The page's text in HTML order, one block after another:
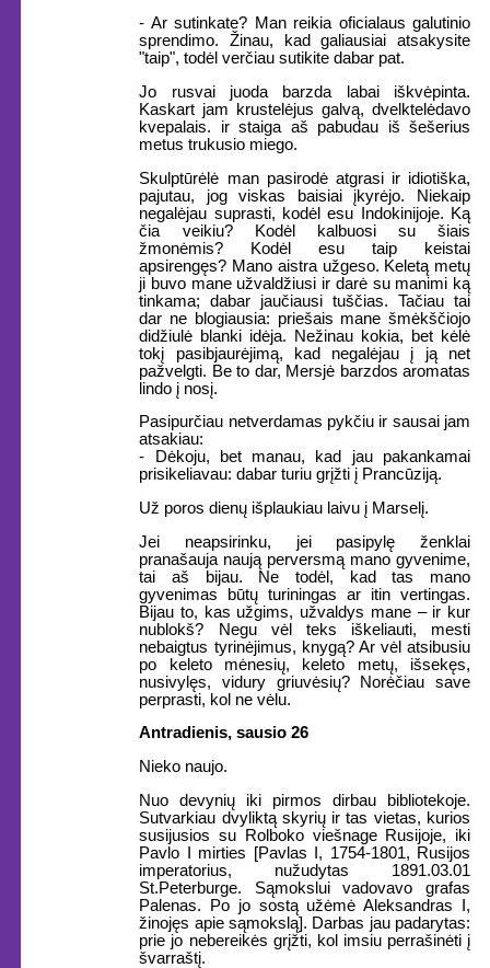
- Ar sutinkate? Man reikia oficialaus galutinio
sprendimo. Žinau, kad galiausiai atsakysite
"taip", todėl verčiau sutikite dabar pat.
Jo rusvai juoda barzda labai iškvėpinta.
Kaskart jam krustelėjus galvą, dvelktelėdavo
kvepalais. ir staiga aš pabudau iš šešerius
metus trukusio miego.
Skulptūrėlė man pasirodė atgrasi ir idiotiška,
pajutau, jog viskas baisiai įkyrėjo. Niekaip
negalėjau suprasti, kodėl esu Indokinijoje. Ką
čia veikiu? Kodėl kalbuosi su šiais
žmonėmis? Kodėl esu taip keistai
apsirengęs? Mano aistra užgeso. Keletą metų
ji buvo mane užvaldžiusi ir darė su manimi ką
tinkama; dabar jaučiausi tuščias. Tačiau tai
dar ne blogiausia: priešais mane šmėkščiojo
didžiulė blanki idėja. Nežinau kokia, bet kėlė
tokį pasibjaurėjimą, kad negalėjau į ją net
pažvelgti. Be to dar, Mersjė barzdos aromatas
lindo į nosį.
Pasipurčiau netverdamas pykčiu ir sausai jam
atsakiau:
- Dėkoju, bet manau, kad jau pakankamai
prisikeliavau: dabar turiu grįžti į Prancūziją.
Už poros dienų išplaukiau laivu į Marselį.
Jei neapsirinku, jei pasipylę ženklai
pranašauja naują perversmą mano gyvenime,
tai aš bijau. Ne todėl, kad tas mano
gyvenimas būtų turiningas ar itin vertingas.
Bijau to, kas užgims, užvaldys mane – ir kur
nublokš? Negu vėl teks iškeliauti, mesti
nebaigtus tyrinėjimus, knygą? Ar vėl atsibusiu
po keleto mėnesių, keleto metų, išsekęs,
nusivylęs, vidury griuvėsių? Norėčiau save
perprasti, kol ne vėlu.
Antradienis, sausio 26
Nieko naujo.
Nuo devynių iki pirmos dirbau bibliotekoje.
Sutvarkiau dvyliktą skyrių ir tas vietas, kurios
susijusios su Rolboko viešnage Rusijoje, iki
Pavlo I mirties [Pavlas I, 1754-1801, Rusijos
imperatorius, nužudytas 1891.03.01
St.Peterburge. Sąmokslui vadovavo grafas
Palenas. Po jo sostą užėmė Aleksandras I,
žinojęs apie sąmokslą]. Darbas jau padarytas:
prie jo nebereikės grįžti, kol imsiu perrašinėti į
švarraštį.